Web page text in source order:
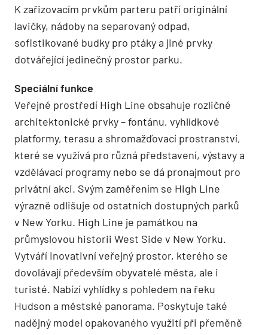
K zařizovacím prvkům parteru patří originální
lavičky, nádoby na separovaný odpad,
sofistikované budky pro ptáky a jiné prvky
dotvářející jedinečný prostor parku.
Speciální funkce
Veřejné prostředí High Line obsahuje rozličné
architektonické prvky – fontánu, vyhlídkové
platformy, terasu a shromažďovací prostranství,
které se využívá pro různá představení, výstavy a
vzdělávací programy nebo se dá pronajmout pro
privátní akci. Svým zaměřením se High Line
výrazně odlišuje od ostatních dostupných parků
v New Yorku. High Line je památkou na
průmyslovou historii West Side v New Yorku.
Vytváří inovativní veřejný prostor, kterého se
dovolávají především obyvatelé města, ale i
turisté. Nabízí vyhlídky s pohledem na řeku
Hudson a městské panorama. Poskytuje také
nadějný model opakovaného využití při přeměně